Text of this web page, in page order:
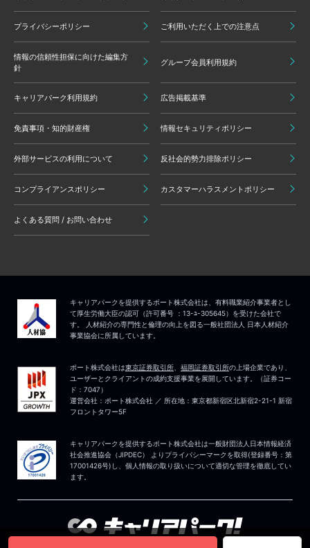
プライバシーポリシー ご利用いただく上での注意点
情報の信頼性担保に向けた編集方
針
グループ会員利用規約
キャリアパーク利用規約 広告掲載基準
免責事項・知的財産権 情報セキュリティポリシー
外部サービスの利用について 反社会的勢力排除ポリシー
コンプライアンスポリシー カスタマーハラスメントポリシー
よくある質問 / お問い合わせ